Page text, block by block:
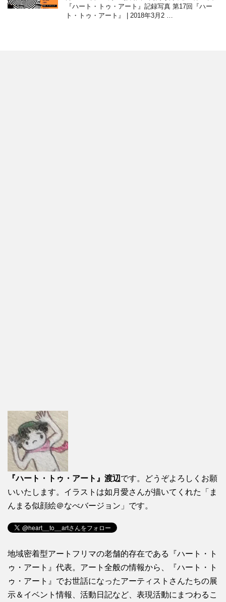
『ハート・トゥ・アート』記録写真 第17回『ハー
ト・トゥ・アート』 | 2018年3月2 …
『ハート・トゥ・アート』渡辺です。どうぞよろしくお願
いいたします。イラストは如月愛さんが描いてくれた「ま
んまる似顔絵＠なべバージョン」です。
地域密着型アートフリマの老舗的存在である『ハート・ト
ゥ・アート』代表。アート全般の情報から、『ハート・ト
ゥ・アート』でお世話になったアーティストさんたちの展
示＆イベント情報、活動日記など、表現活動にまつわるこ